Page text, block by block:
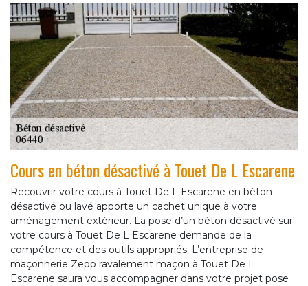
Cours en béton désactivé à Touet De L Escarene
Recouvrir votre cours à Touet De L Escarene en béton
désactivé ou lavé apporte un cachet unique à votre
aménagement extérieur. La pose d’un béton désactivé sur
votre cours à Touet De L Escarene demande de la
compétence et des outils appropriés. L’entreprise de
maçonnerie Zepp ravalement maçon à Touet De L
Escarene saura vous accompagner dans votre projet pose